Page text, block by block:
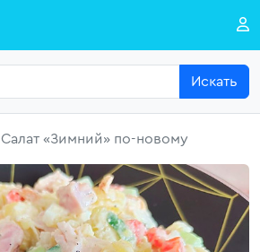
Искать
Салат «Зимний» по-новому